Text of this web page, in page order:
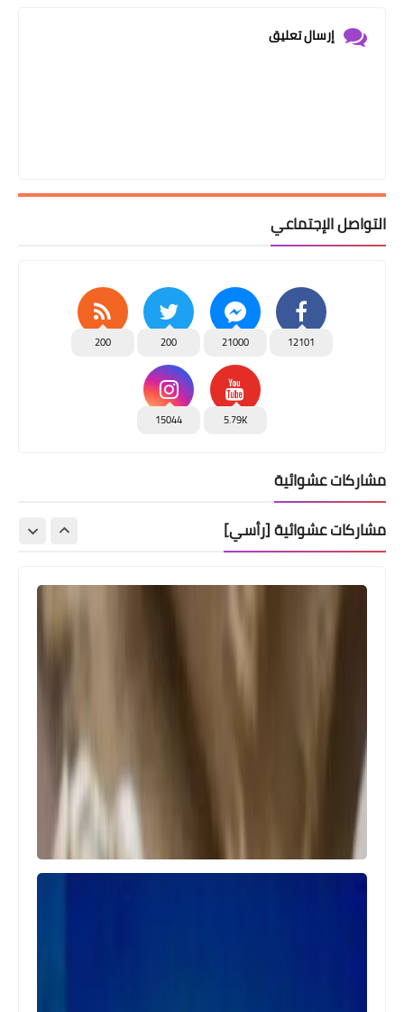
إرسال تعليق
التواصل الإجتماعي
12101
21000
200
200
5.79K
15044
مشاركات عشوائية
مشاركات عشوائية [رأسي]